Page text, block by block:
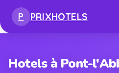
P PRIXHOTELS
Hotels à Pont-